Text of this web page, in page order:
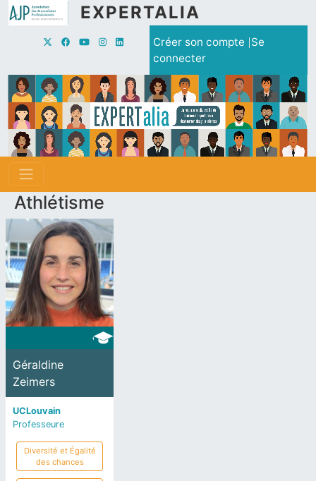
Aller au contenu principalEXPERTALIA
Menu du compte de
Créer son compte Se
connecter
Athlétisme
Géraldine
Zeimers
UCLouvain
Professeure
Diversité et Égalité
des chances